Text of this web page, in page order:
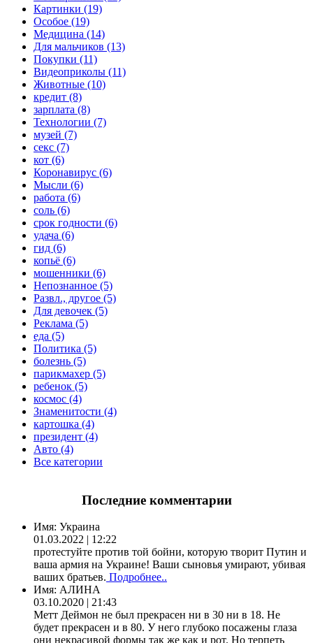
Картинки (19)
Особое (19)
Медицина (14)
Для мальчиков (13)
Покупки (11)
Видеоприколы (11)
Животные (10)
кредит (8)
зарплата (8)
Технологии (7)
музей (7)
секс (7)
кот (6)
Коронавирус (6)
Мысли (6)
работа (6)
соль (6)
срок годности (6)
удача (6)
гид (6)
копьё (6)
мошенники (6)
Непознанное (5)
Развл., другое (5)
Для девочек (5)
Реклама (5)
еда (5)
Политика (5)
болезнь (5)
парикмахер (5)
ребенок (5)
космос (4)
Знаменитости (4)
картошка (4)
президент (4)
Авто (4)
Все категории
Последние комментарии
Имя: Украина
01.03.2022 | 12:22
протестуйте против той бойни, которую творит Путин и
ваша армия на Украине! Ваши сыновья умирают, убивая
ваших братьев. Подробнее..
Имя: АЛИНА
03.10.2020 | 21:43
Метт Деймон не был прекрасен ни в 30 ни в 18. Не
будет прекрасен и в 80. У него глубоко посажены глаза
они некрасивой формы так же как и рот. Но терпеть